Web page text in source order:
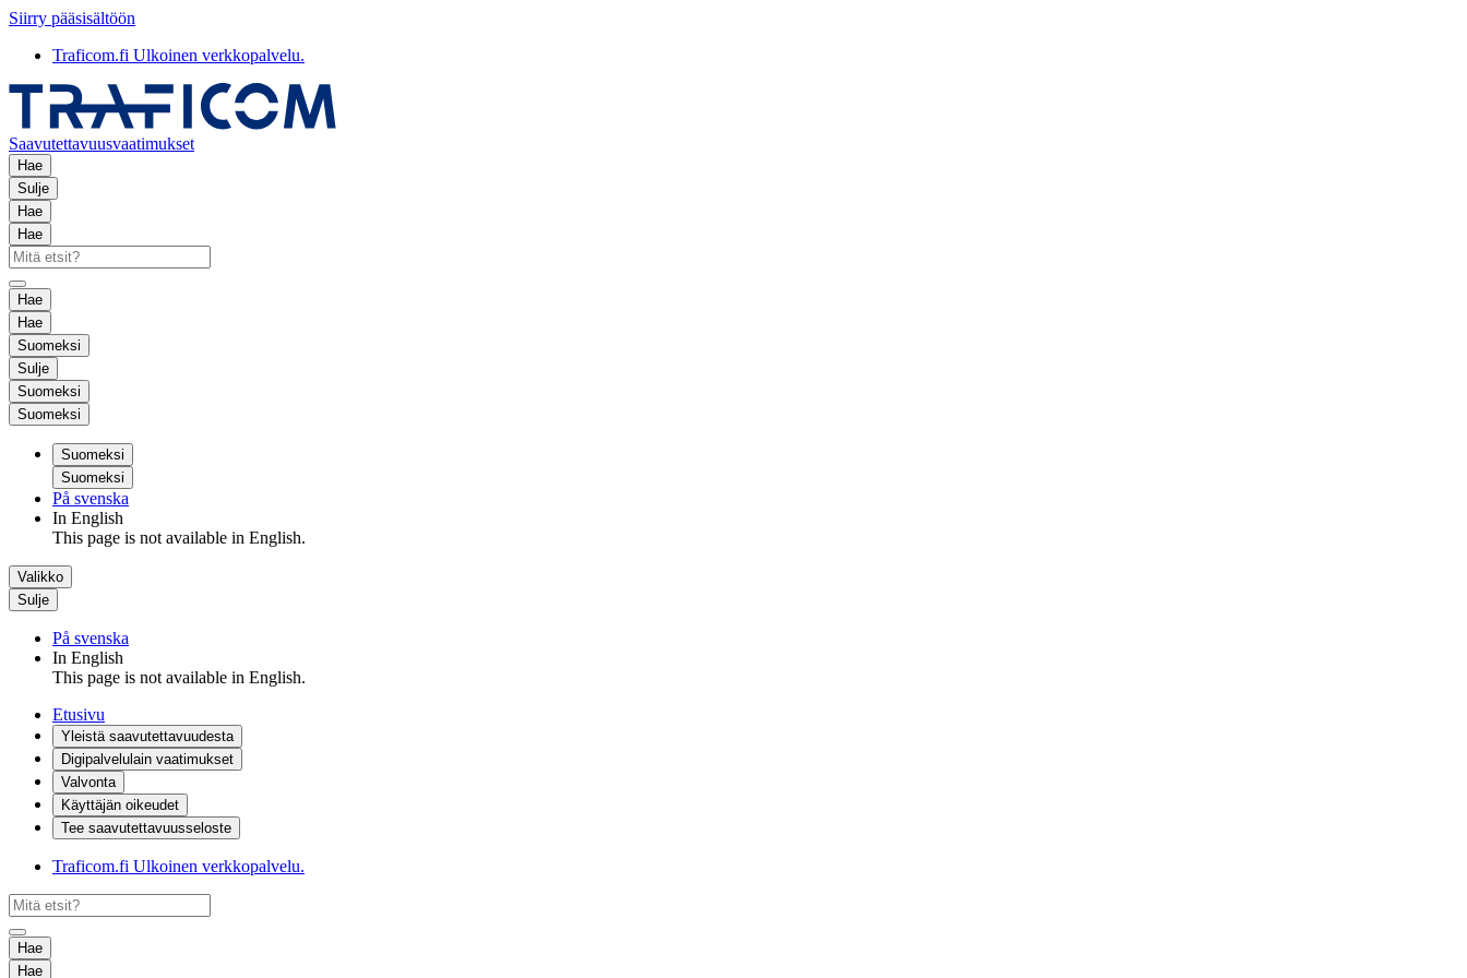
Siirry pääsisältöön
Traficom.fi Ulkoinen verkkopalvelu.
Saavutettavuusvaatimukset
Hae
Sulje
Hae
Hae
Hae
Hae
Suomeksi
Sulje
Suomeksi
Suomeksi
Suomeksi
Suomeksi
På svenska
In English
This page is not available in English.
Valikko
Sulje
På svenska
In English
This page is not available in English.
Etusivu
Yleistä saavutettavuudesta
Digipalvelulain vaatimukset
Valvonta
Käyttäjän oikeudet
Tee saavutettavuusseloste
Traficom.fi Ulkoinen verkkopalvelu.
Hae
Hae